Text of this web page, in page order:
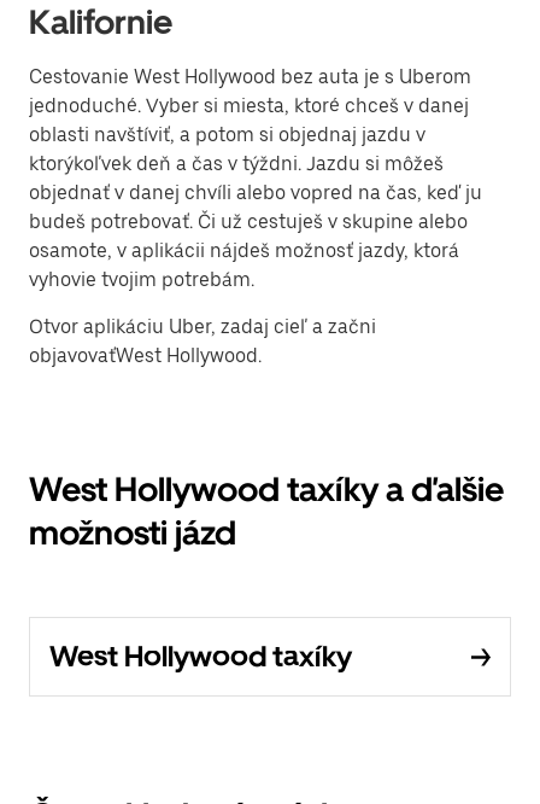
Kalifornie
Cestovanie West Hollywood bez auta je s Uberom
jednoduché. Vyber si miesta, ktoré chceš v danej
oblasti navštíviť, a potom si objednaj jazdu v
ktorýkoľvek deň a čas v týždni. Jazdu si môžeš
objednať v danej chvíli alebo vopred na čas, keď ju
budeš potrebovať. Či už cestuješ v skupine alebo
osamote, v aplikácii nájdeš možnosť jazdy, ktorá
vyhovie tvojim potrebám.
Otvor aplikáciu Uber, zadaj cieľ a začni
objavovaťWest Hollywood.
West Hollywood taxíky a ďalšie
možnosti jázd
West Hollywood taxíky